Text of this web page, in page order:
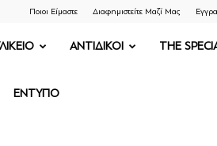
Ποιοι Είμαστε Διαφημιστείτε Μαζί Μας
ΑΝΤΙΔΙΚΟΙ THE
ΕΝΤΥΠΟ